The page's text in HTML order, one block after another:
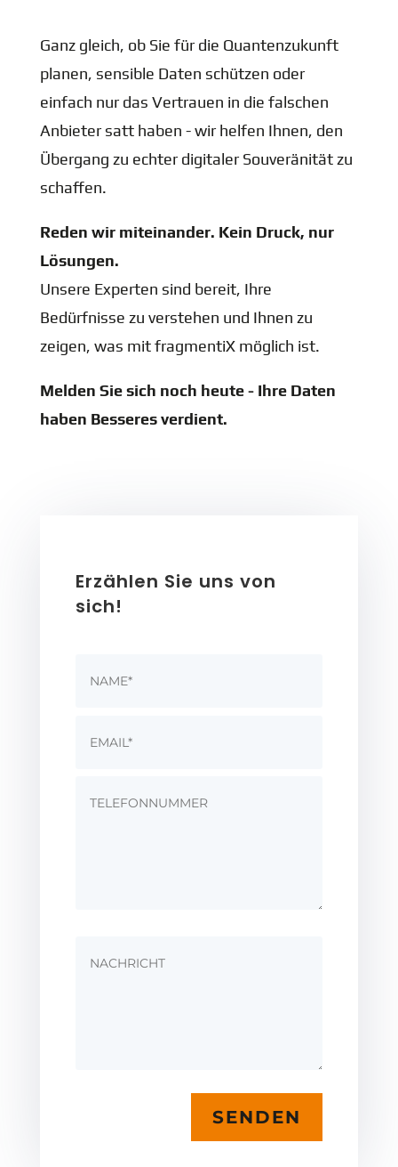
Ganz gleich, ob Sie für die Quantenzukunft
planen, sensible Daten schützen oder
einfach nur das Vertrauen in die falschen
Anbieter satt haben - wir helfen Ihnen, den
Übergang zu echter digitaler Souveränität zu
schaffen.
Reden wir miteinander. Kein Druck, nur
Lösungen.
Unsere Experten sind bereit, Ihre
Bedürfnisse zu verstehen und Ihnen zu
zeigen, was mit fragmentiX möglich ist.
Melden Sie sich noch heute - Ihre Daten
haben Besseres verdient.
Erzählen Sie uns von
sich!
SENDEN